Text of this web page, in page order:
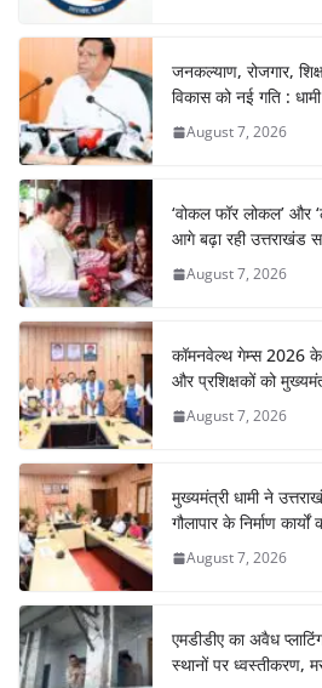
जनकल्याण, रोजगार,
विकास को नई गति :
August 7, 2026
‘वोकल फॉर लोकल’ और
आगे बढ़ा रही उत्तराखंड
August 7, 2026
कॉमनवेल्थ गेम्स 2026
और प्रशिक्षकों को
August 7, 2026
मुख्यमंत्री धामी ने
गौलापार के निर्माण कार्यों
August 7, 2026
एमडीडीए का अवैध
स्थानों पर ध्वस्तीकरण,